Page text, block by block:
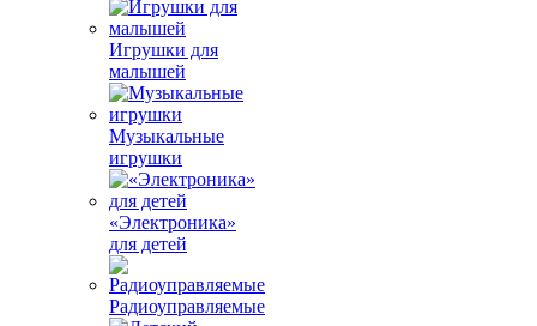
Игрушки для
малышей
Музыкальные
игрушки
«Электроника»
для детей
Радиоуправляемые